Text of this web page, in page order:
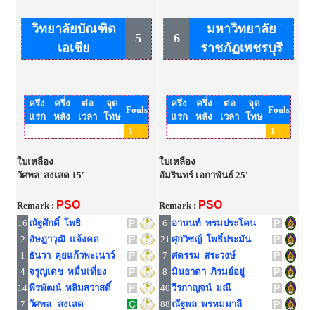
วิทยาลัยบัณฑิต
เอเชีย
5
ครึ่ง
แรก
ครึ่ง
หลัง
ต่อ
เวลา
จุด
โทษ
Fouls
- - - - 1 -
ใบเหลือง
วัศพล สงเสด 15'
Remark : PSO
16 ณัฐศักดิ์ โพธิ
2 อัษฎาวุฒิ แจ้งคต
1 ธันวา คุยแก้วพะเนาว์
4 จรูญเดช หมื่นเที่ยง
14พีรพัฒน์ หลิมสวาสดิ์
7 วัศพล สงเสด
6
มหาวิทยาลัย
ราชภัฏเพชรบุรี
ครึ่ง
แรก
ครึ่ง
หลัง
ต่อ
เวลา
จุด
โทษ
Fouls
- - - - 1 -
ใบเหลือง
อัมรินทร์ เอกาพันธ์ 25'
Remark : PSO
6 อานนท์ พรมประโคน
21 ศุกวิชญ์ โพธิ์ประมัน
7 ศตรรม สระวงษ์
8 มินธาดา ภิรมย์อยู่
40 วีรกาญจน์ มณี
88 ณัฐพล พรหมมาลี